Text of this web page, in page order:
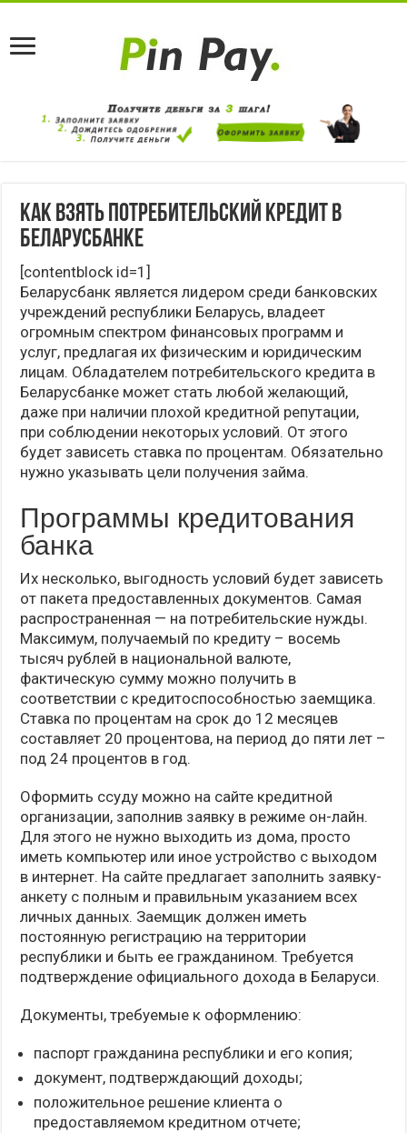
Как взять потребительский кредит в
Беларусбанке
[contentblock id=1]
Беларусбанк является лидером среди банковских
учреждений республики Беларусь, владеет
огромным спектром финансовых программ и
услуг, предлагая их физическим и юридическим
лицам. Обладателем потребительского кредита в
Беларусбанке может стать любой желающий,
даже при наличии плохой кредитной репутации,
при соблюдении некоторых условий. От этого
будет зависеть ставка по процентам. Обязательно
нужно указывать цели получения займа.
Программы кредитования
банка
Их несколько, выгодность условий будет зависеть
от пакета предоставленных документов. Самая
распространенная — на потребительские нужды.
Максимум, получаемый по кредиту – восемь
тысяч рублей в национальной валюте,
фактическую сумму можно получить в
соответствии с кредитоспособностью заемщика.
Ставка по процентам на срок до 12 месяцев
составляет 20 процентова, на период до пяти лет –
под 24 процентов в год.
Оформить ссуду можно на сайте кредитной
организации, заполнив заявку в режиме он-лайн.
Для этого не нужно выходить из дома, просто
иметь компьютер или иное устройство с выходом
в интернет. На сайте предлагает заполнить заявку-
анкету с полным и правильным указанием всех
личных данных. Заемщик должен иметь
постоянную регистрацию на территории
республики и быть ее гражданином. Требуется
подтверждение официального дохода в Беларуси.
Документы, требуемые к оформлению:
паспорт гражданина республики и его копия;
документ, подтверждающий доходы;
положительное решение клиента о
предоставляемом кредитном отчете;